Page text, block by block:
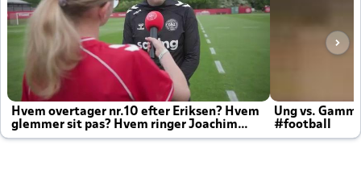
Hvem overtager nr.10 efter Eriksen? Hvem
glemmer sit pas? Hvem ringer Joachim
altid til efter kampe?
Ung vs.
#football